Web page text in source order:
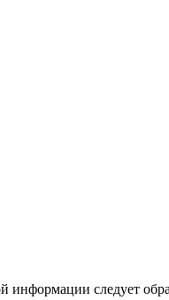
информации следует